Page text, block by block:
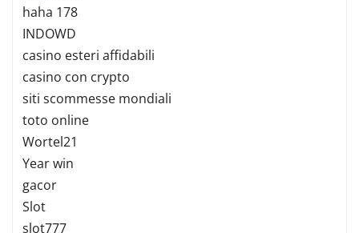
haha 178
INDOWD
casino esteri affidabili
casino con crypto
siti scommesse mondiali
toto online
Wortel21
Year win
gacor
Slot
slot777